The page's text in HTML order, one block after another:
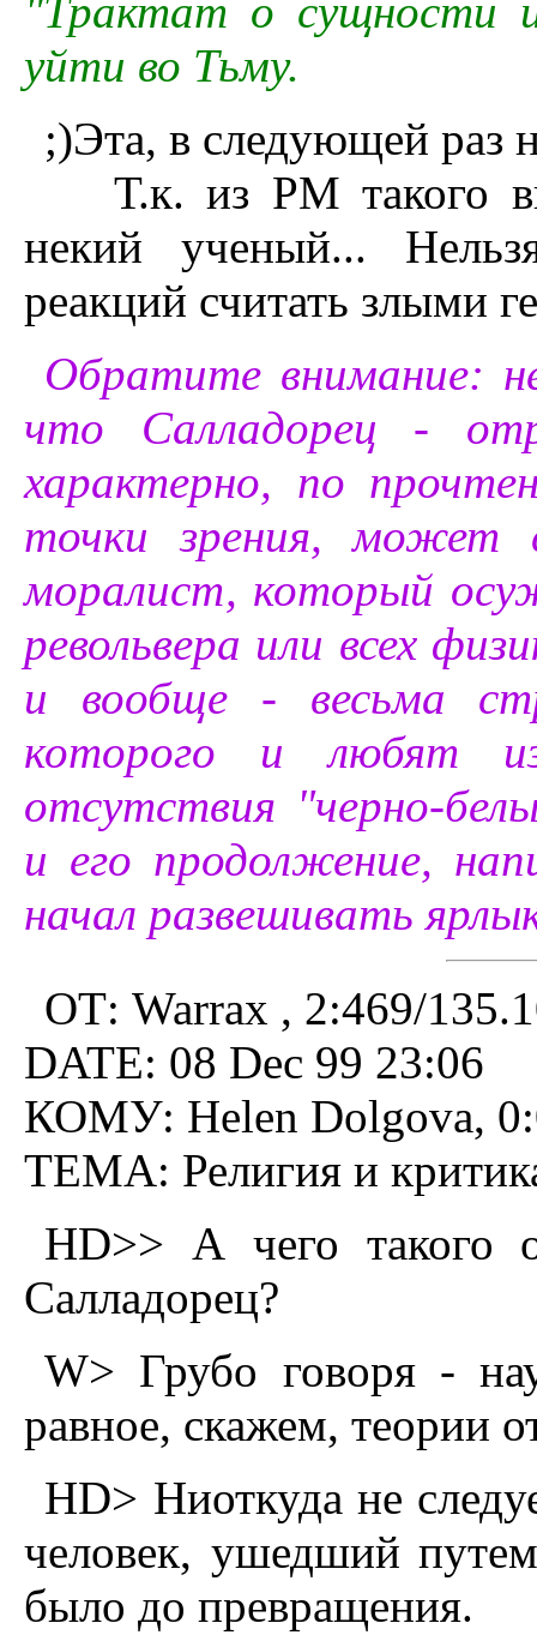
"Трактат о сущности
уйти во Тьму.
;)Эта, в следующей pаз
Т.к. из РМ такого
некий ученый...
pеакций считать злыми
Обратите внимание:
что Салладорец -
характерно, по
точки зрения, может
моралист, который
револьвера или всех
и вообще - весьма
которого и любят
отсутствия "черно-
и его продолжение,
начал развешивать
ОТ: Warrax , 2:469/
DATE: 08 Dec 99 23:06
КОМУ: Helen Dolgova,
ТЕМА: Религия и
HD>> А чего такого
Салладоpец?
W> Грубо говоря -
равное, скажем, теории
HD> Hиоткуда не
человек, ушедший
было до пpевpащения.